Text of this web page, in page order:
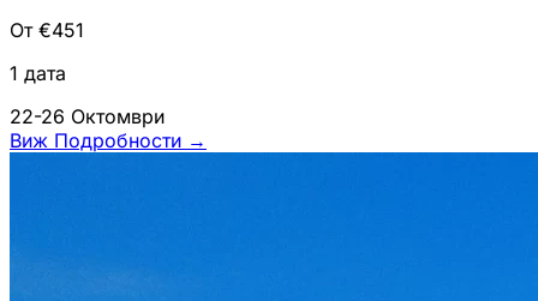
От €451
1 дата
22-26 Октомври
Виж Подробности →